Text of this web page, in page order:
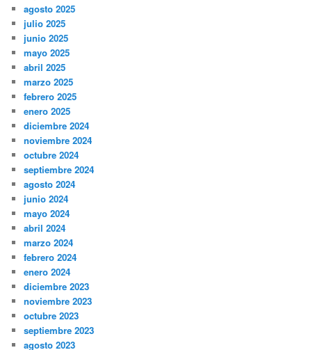
agosto 2025
julio 2025
junio 2025
mayo 2025
abril 2025
marzo 2025
febrero 2025
enero 2025
diciembre 2024
noviembre 2024
octubre 2024
septiembre 2024
agosto 2024
junio 2024
mayo 2024
abril 2024
marzo 2024
febrero 2024
enero 2024
diciembre 2023
noviembre 2023
octubre 2023
septiembre 2023
agosto 2023